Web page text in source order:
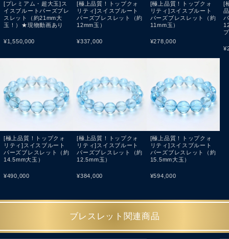
[プレミアム・超大玉]ス
イスブルートパーズブレ
スレット（約21mm大
玉！）★現物動画あり
¥1,550,000
[極上品質！トップクォ
リティ]スイスブルート
パーズブレスレット（約
14.5mm大玉）
¥490,000
[極上品質！トップクォ
リティ]スイスブルート
パーズブレスレット（約
12mm玉）
¥337,000
[極上品質！トップクォ
リティ]スイスブルート
パーズブレスレット（約
12.5mm玉）
¥384,000
[極上品質！トップクォ
リティ]スイスブルート
パーズブレスレット（約
11mm玉）
¥278,000
[極上品質！トップクォ
リティ]スイスブルート
パーズブレスレット（約
15.5mm大玉）
¥594,000
[
¥
ブレスレット関連商品